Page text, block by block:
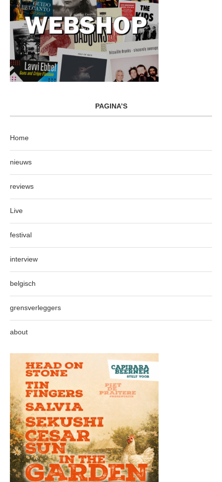
PAGINA’S
Home
nieuws
reviews
Live
festival
interview
belgisch
grensverleggers
about